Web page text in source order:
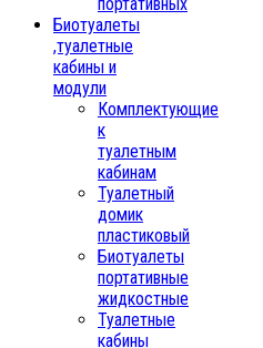
Биотуалеты
,туалетные
кабины и
модули
Комплектующие
к
туалетным
кабинам
Туалетный
домик
пластиковый
Биотуалеты
портативные
жидкостные
Туалетные
кабины